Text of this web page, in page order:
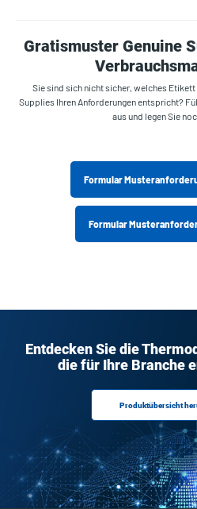
Gratismuster Genuine
Sie sind sich nicht sicher, welches
Supplies Ihren Anforderungen entspricht?
aus und legen Sie
Formular
Formular
Entdecken Sie die
die für Ihre Branche
Produktübersicht